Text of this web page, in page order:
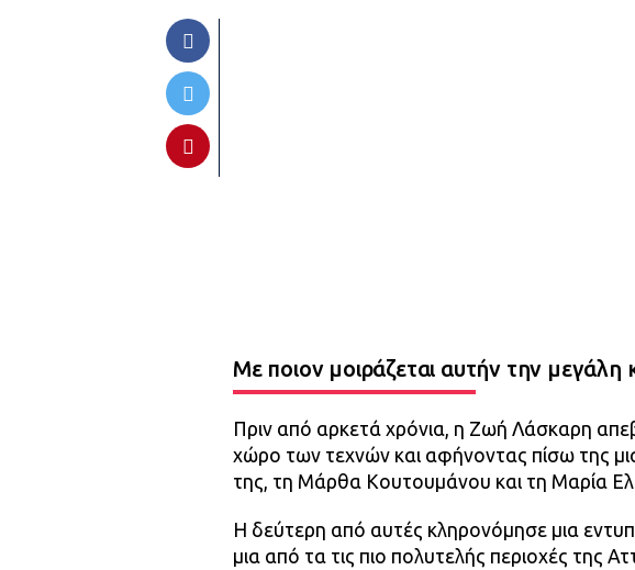
Με ποιον μοιράζεται αυτήν την μεγάλη
Πριν από αρκετά χρόνια, η Ζωή Λάσκαρη
χώρο των τεχνών και αφήνοντας πίσω της μια
της, τη Μάρθα Κουτουμάνου και τη Μαρία
Η δεύτερη από αυτές κληρονόμησε μια
μια από τα τις πιο πολυτελής περιοχές της